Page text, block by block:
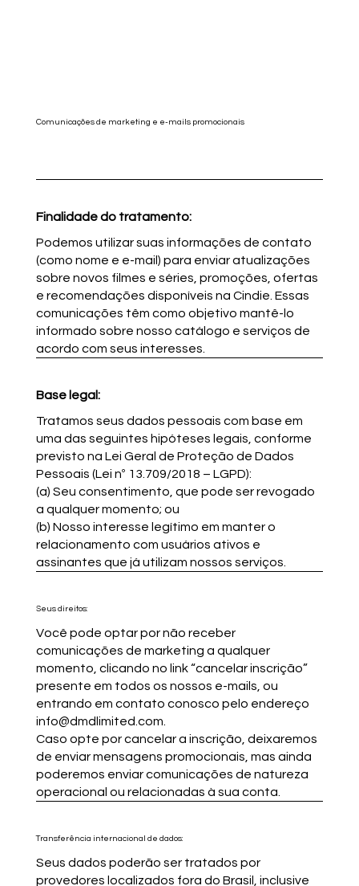
Comunicações de marketing e e-mails promocionais
Finalidade do tratamento:
Podemos utilizar suas informações de contato
(como nome e e-mail) para enviar atualizações
sobre novos filmes e séries, promoções, ofertas
e recomendações disponíveis na Cindie. Essas
comunicações têm como objetivo mantê-lo
informado sobre nosso catálogo e serviços de
acordo com seus interesses.
Base legal:
Tratamos seus dados pessoais com base em
uma das seguintes hipóteses legais, conforme
previsto na Lei Geral de Proteção de Dados
Pessoais (Lei nº 13.709/2018 – LGPD):
(a) Seu consentimento, que pode ser revogado
a qualquer momento; ou
(b) Nosso interesse legítimo em manter o
relacionamento com usuários ativos e
assinantes que já utilizam nossos serviços.
Seus direitos:
Você pode optar por não receber
comunicações de marketing a qualquer
momento, clicando no link “cancelar inscrição”
presente em todos os nossos e-mails, ou
entrando em contato conosco pelo endereço
info@dmdlimited.com
Caso opte por cancelar a inscrição, deixaremos
de enviar mensagens promocionais, mas ainda
poderemos enviar comunicações de natureza
operacional ou relacionadas à sua conta.
Transferência internacional de dados:
Seus dados poderão ser tratados por
provedores localizados fora do Brasil, inclusive